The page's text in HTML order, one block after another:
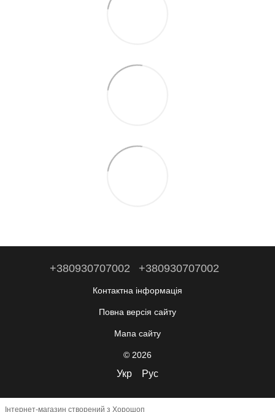
+380930707002 +380930707002
Контактна інформація
Повна версія сайту
Мапа сайту
© 2026
Укр Рус
Інтернет-магазин створений з Хорошоп